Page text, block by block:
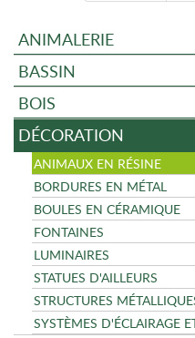
ANIMALERIE
BASSIN
BOIS
DÉCORATION
ANIMAUX EN RÉSINE
BORDURES EN MÉTAL
BOULES EN CÉRAMIQUE
FONTAINES
LUMINAIRES
STATUES D'AILLEURS
STRUCTURES
SYSTÈMES D'ÉCLAIRAGE